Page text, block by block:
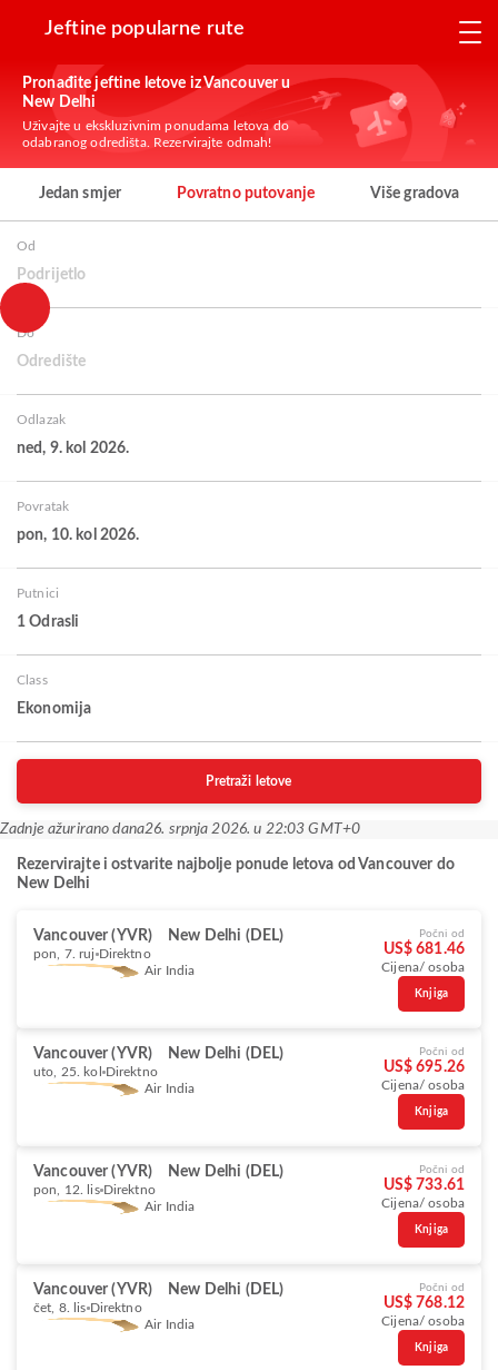
Jeftine popularne rute
Pronađite jeftine letove iz Vancouver u
New Delhi
Uživajte u ekskluzivnim ponudama letova do
odabranog odredišta. Rezervirajte odmah!
Jedan smjer Povratno putovanje Više gradova
Od
Podrijetlo
Do
Odredište
Odlazak
ned, 9. kol 2026.
Povratak
pon, 10. kol 2026.
Putnici
1 Odrasli
Class
Ekonomija
Pretraži letove
Zadnje ažurirano dana26. srpnja 2026. u 22:03 GMT+0
Rezervirajte i ostvarite najbolje ponude letova od Vancouver do
New Delhi
Vancouver (YVR) New Delhi (DEL)
pon, 7. ruj Direktno
Air India
Počni od
US$ 681.46
Cijena/ osoba
Knjiga
Vancouver (YVR) New Delhi (DEL)
uto, 25. kol Direktno
Air India
Počni od
US$ 695.26
Cijena/ osoba
Knjiga
Vancouver (YVR) New Delhi (DEL)
pon, 12. lis Direktno
Air India
Počni od
US$ 733.61
Cijena/ osoba
Knjiga
Vancouver (YVR) New Delhi (DEL)
čet, 8. lis Direktno
Air India
Počni od
US$ 768.12
Cijena/ osoba
Knjiga